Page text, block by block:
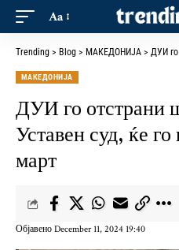
Aa
Trending > Blog > МАКЕДОНИЈА > ДУИ го
МАКЕДОНИЈА
ДУИ го отстрани
Уставен суд, ќе
март
Објавено December 11, 2024 19:40